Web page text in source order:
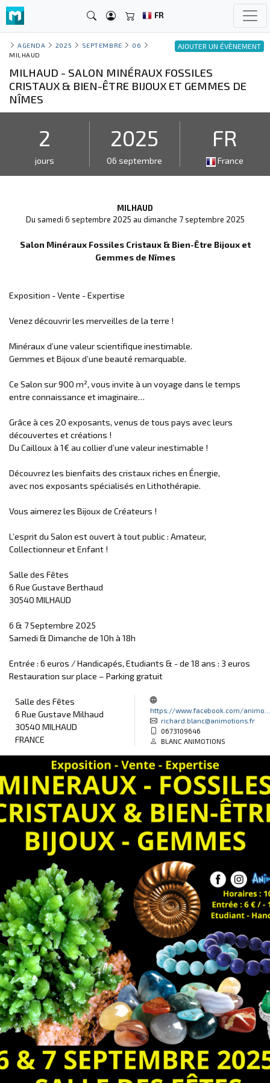
FR
AJOUTER UN ÉVÈNEMENT
AGENDA 2025 SEPTEMBRE
06
MILHAUD
MILHAUD - SALON MINÉRAUX FOSSILES
CRISTAUX & BIEN-ÊTRE BIJOUX ET GEMMES DE
NÎMES
2
jours
2025
06 septembre
FR
France
MILHAUD
Du samedi 6 septembre 2025 au dimanche 7 septembre 2025
Salon Minéraux Fossiles Cristaux & Bien-Être Bijoux et
Gemmes de Nîmes
Exposition - Vente - Expertise
Venez découvrir les merveilles de la terre !
Minéraux d’une valeur scientifique inestimable.
Gemmes et Bijoux d’une beauté remarquable.
Ce Salon sur 900 m², vous invite à un voyage dans le temps
entre connaissance et imaginaire…
Grâce à ces 20 exposants, venus de tous pays avec leurs
découvertes et créations !
Du Cailloux à 1€ au collier d’une valeur inestimable !
Découvrez les bienfaits des cristaux riches en Énergie,
avec nos exposants spécialisés en Lithothérapie.
Vous aimerez les Bijoux de Créateurs !
L’esprit du Salon est ouvert à tout public : Amateur,
Collectionneur et Enfant !
Salle des Fêtes
6 Rue Gustave Berthaud
30540 MILHAUD
6 & 7 Septembre 2025
Samedi & Dimanche de 10h à 18h
Entrée : 6 euros / Handicapés, Etudiants & - de 18 ans : 3 euros
Restauration sur place – Parking gratuit
Salle des Fêtes
6 Rue Gustave Milhaud
30540 MILHAUD
FRANCE
https://www.facebook.com/animo...
richard.blanc@animotions.fr
0673109646
BLANC ANIMOTIONS